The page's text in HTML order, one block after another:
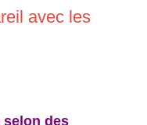
avec les
selon des